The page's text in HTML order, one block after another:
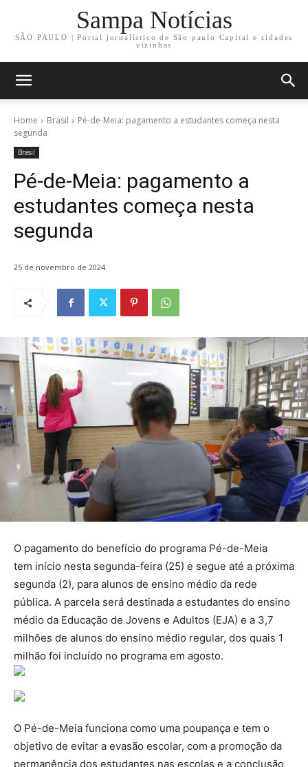
Sampa Notícias
SÃO PAULO | Portal jornalístico de São paulo Capital e cidades
vizinhas
Home Brasil
Pé-de-Meia: pagamento a estudantes começa nesta
segunda
Brasil
Pé-de-Meia: pagamento a
estudantes começa nesta
segunda
25 de novembro de 2024
O pagamento do benefício do programa Pé-de-Meia
tem início nesta segunda-feira (25) e segue até a próxima
segunda (2), para alunos de ensino médio da rede
pública. A parcela será destinada a estudantes do ensino
médio da Educação de Jovens e Adultos (EJA) e a 3,7
milhões de alunos do ensino médio regular, dos quais 1
milhão foi incluído no programa em agosto.
O Pé-de-Meia funciona como uma poupança e tem o
objetivo de evitar a evasão escolar, com a promoção da
permanência dos estudantes nas escolas e a conclusão